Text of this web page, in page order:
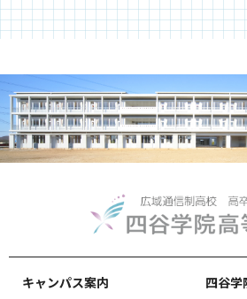
キャンパス案内
四谷学